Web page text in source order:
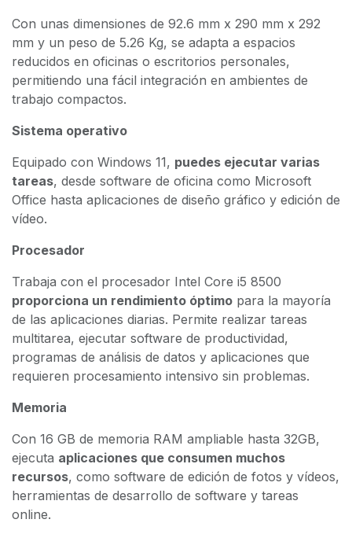
Con unas dimensiones de 92.6 mm x 290 mm x 292
mm y un peso de 5.26 Kg, se adapta a espacios
reducidos en oficinas o escritorios personales,
permitiendo una fácil integración en ambientes de
trabajo compactos.
Sistema operativo
Equipado con Windows 11, puedes ejecutar varias
tareas, desde software de oficina como Microsoft
Office hasta aplicaciones de diseño gráfico y edición de
vídeo.
Procesador
Trabaja con el procesador Intel Core i5 8500
proporciona un rendimiento óptimo para la mayoría
de las aplicaciones diarias. Permite realizar tareas
multitarea, ejecutar software de productividad,
programas de análisis de datos y aplicaciones que
requieren procesamiento intensivo sin problemas.
Memoria
Con 16 GB de memoria RAM ampliable hasta 32GB,
ejecuta aplicaciones que consumen muchos
recursos, como software de edición de fotos y vídeos,
herramientas de desarrollo de software y tareas
online.